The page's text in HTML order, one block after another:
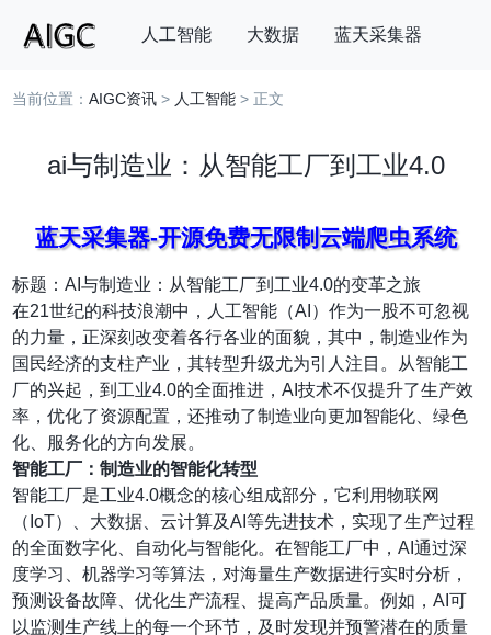
人工智能 大数据 蓝天采集器
搜索
当前位置：AIGC资讯 > 人工智能 > 正文
ai与制造业：从智能工厂到工业4.0
蓝天采集器-开源免费无限制云端爬虫系统
标题：AI与制造业：从智能工厂到工业4.0的变革之旅
在21世纪的科技浪潮中，人工智能（AI）作为一股不可忽视
的力量，正深刻改变着各行各业的面貌，其中，制造业作为
国民经济的支柱产业，其转型升级尤为引人注目。从智能工
厂的兴起，到工业4.0的全面推进，AI技术不仅提升了生产效
率，优化了资源配置，还推动了制造业向更加智能化、绿色
化、服务化的方向发展。
智能工厂：制造业的智能化转型
智能工厂是工业4.0概念的核心组成部分，它利用物联网
（IoT）、大数据、云计算及AI等先进技术，实现了生产过程
的全面数字化、自动化与智能化。在智能工厂中，AI通过深
度学习、机器学习等算法，对海量生产数据进行实时分析，
预测设备故障、优化生产流程、提高产品质量。例如，AI可
以监测生产线上的每一个环节，及时发现并预警潜在的质量